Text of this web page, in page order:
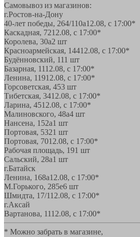
Самовывоз из магазинов:
г.Ростов-на-Дону
40-лет победы, 264/110а12.08, с 17:00*
Каскадная, 7212.08, с 17:00*
Королева, 30а2 шт
Красноармейская, 14412.08, с 17:00*
Будённовский, 111 шт
Базарная, 1112.08, с 17:00*
Ленина, 11912.08, с 17:00*
Горсоветская, 453 шт
Тибетская, 3412.08, с 17:00*
Ларина, 4512.08, с 17:00*
Малиновского, 48а4 шт
Нансена, 152а1 шт
Портовая, 5321 шт
Портовая, 7012.08, с 17:00*
Рабочая площадь, 191 шт
Сальский, 28a1 шт
г.Батайск
Ленина, 168а12.08, с 17:00*
М.Горького, 285е6 шт
Шмидта, 17/112.08, с 17:00*
г.Аксай
Вартанова, 1112.08, с 17:00*
* Можно забрать в магазине,